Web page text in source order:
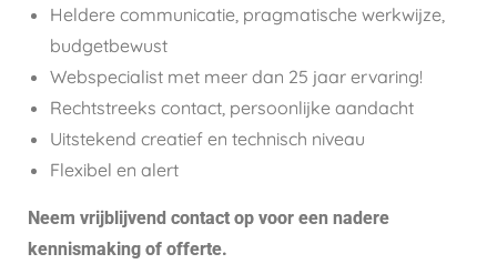
Heldere communicatie, pragmatische werkwijze,
budgetbewust
Webspecialist met meer dan 25 jaar ervaring!
Rechtstreeks contact, persoonlijke aandacht
Uitstekend creatief en technisch niveau
Flexibel en alert
Neem vrijblijvend contact op voor een nadere
kennismaking of offerte.